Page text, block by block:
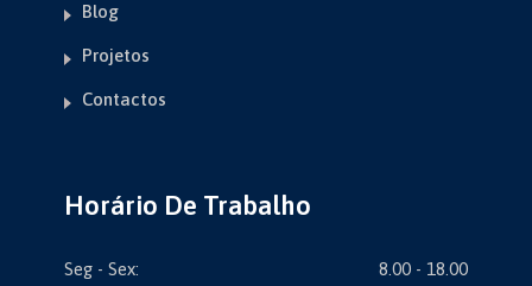
Blog
Projetos
Contactos
Horário De Trabalho
Seg - Sex: 8.00 - 18.00